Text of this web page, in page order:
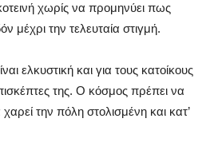
χωρίς να προμηνύει πως
μέχρι την τελευταία στιγμή.
ελκυστική και για τους κατοίκους
της. Ο κόσμος πρέπει να
χαρεί την πόλη στολισμένη και κατ’